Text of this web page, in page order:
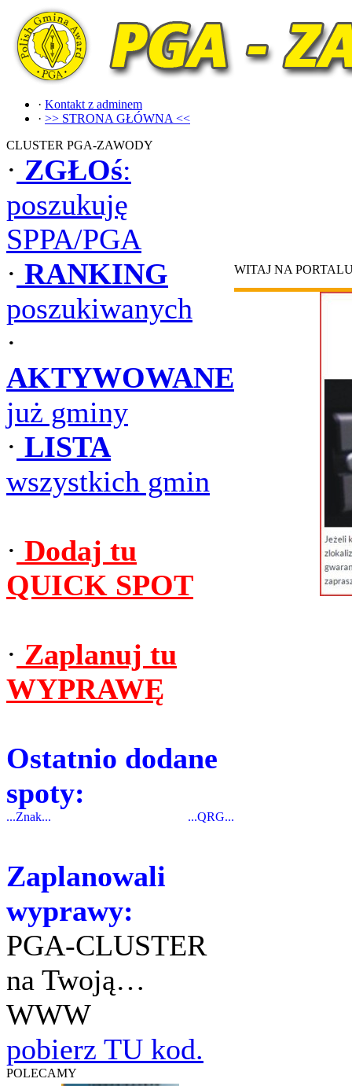
· Kontakt z adminem
· >> STRONA GŁÓWNA <<
CLUSTER PGA-ZAWODY
· ZGŁOś:
poszukuję
SPPA/PGA
· RANKING
poszukiwanych
·
AKTYWOWANE
już gminy
· LISTA
wszystkich gmin
· Dodaj tu
QUICK SPOT
· Zaplanuj tu
WYPRAWĘ
Ostatnio dodane
spoty:
...Znak... ...QRG...
Zaplanowali
wyprawy:
PGA-CLUSTER
na Twoją…
WWW
pobierz TU kod.
POLECAMY
WITAJ NA